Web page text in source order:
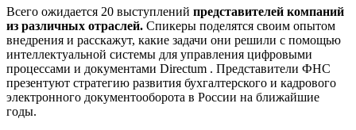
Всего ожидается 20 выступлений представителей компаний
из различных отраслей. Спикеры поделятся своим опытом
внедрения и расскажут, какие задачи они решили с помощью
интеллектуальной системы для управления цифровыми
процессами и документами Directum . Представители ФНС
презентуют стратегию развития бухгалтерского и кадрового
электронного документооборота в России на ближайшие
годы.